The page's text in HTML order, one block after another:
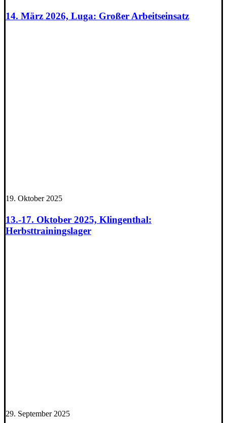
14. März 2026, Luga: Großer Arbeitseinsatz
19. Oktober 2025
13.-17. Oktober 2025, Klingenthal:
Herbsttrainingslager
29. September 2025